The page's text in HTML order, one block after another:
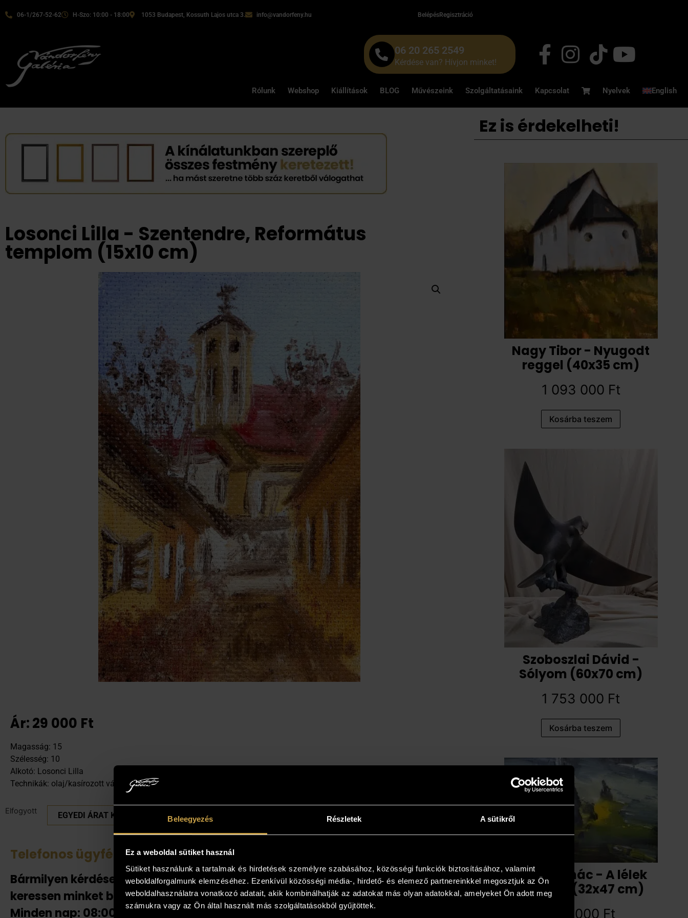
Beleegyezés Részletek A sütikről
Ez a weboldal sütiket használ
Sütiket használunk a tartalmak és hirdetések személyre szabásához, közösségi funkciók biztosításához, valamint
weboldalforgalmunk elemzéséhez. Ezenkívül közösségi média-, hirdető- és elemező partnereinkkel megosztjuk az Ön
weboldalhasználatra vonatkozó adatait, akik kombinálhatják az adatokat más olyan adatokkal, amelyeket Ön adott meg
számukra vagy az Ön által használt más szolgáltatásokból gyűjtöttek.
06-1/267-52-62 H-Szo: 10:00 - 18:00 1053 Budapest, Kossuth Lajos utca 3. info@vandorfeny.hu BelépésRegisztráció
06 20 265 2549
Kérdése van? Hívjon minket!
Rólunk Webshop Kiállítások BLOG Művészeink Szolgáltatásaink Kapcsolat Nyelvek English
Losonci Lilla - Szentendre, Református
templom (15x10 cm)
Ár:29 000 Ft
Magasság: 15
Szélesség: 10
Alkotó: Losonci Lilla
Technikák: olaj/kasírozott vászon
Elfogyott EGYEDI ÁRAT KÉREK
Telefonos ügyfélszolgálat
Bármilyen kérdése van
keressen minket bizalommal!
Minden nap: 08:00-20:00-ig!
Tekintse meg az otthonában!
Amennyiben a műalkotás elnyerte tetszését
jelentkezzen, és kollégáink bővebb felvilágosítást
adnak! Lehetősége van az otthonában, a végleges
Ez is érdekelheti!
Nagy Tibor - Nyugodt
reggel (40x35 cm)
1 093 000 Ft
Kosárba teszem
Szoboszlai Dávid -
Sólyom (60x70 cm)
1 753 000 Ft
Kosárba teszem
Kokas Ignác - A lélek
otthona (32x47 cm)
389 000 Ft